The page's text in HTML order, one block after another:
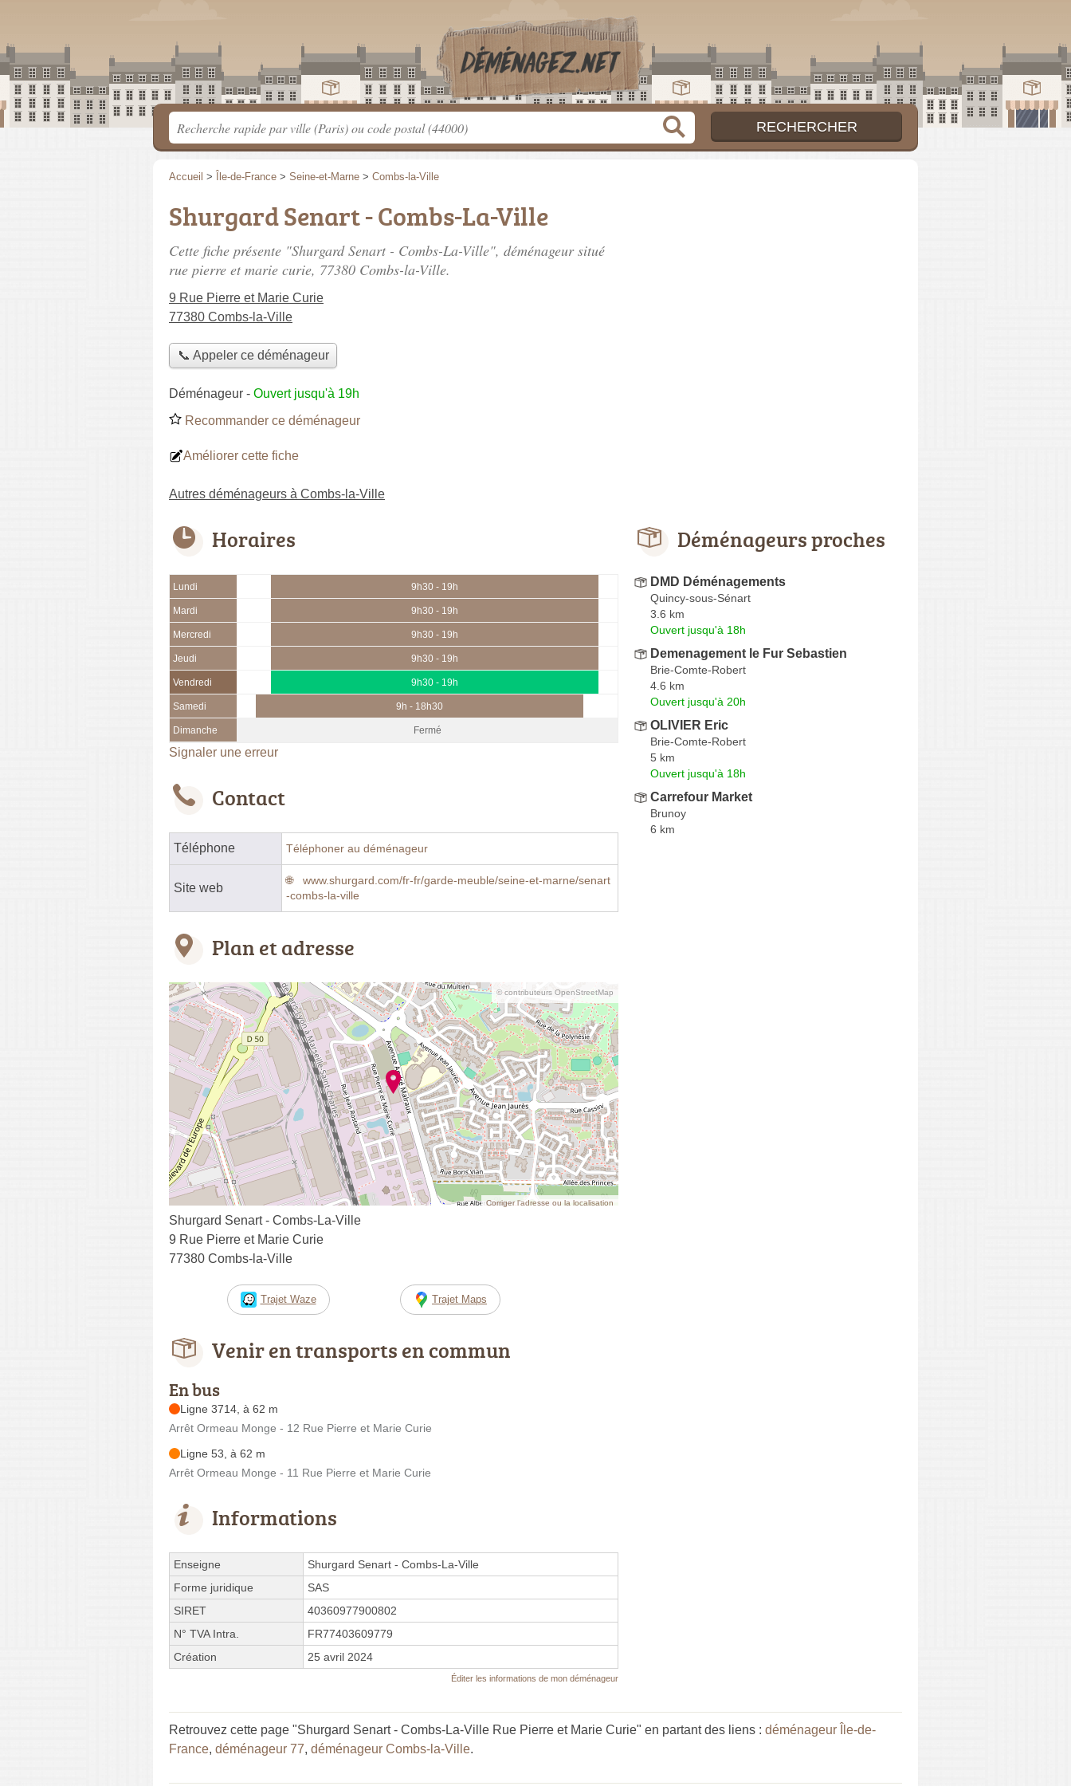
Accueil > Île-de-France > Seine-et-Marne > Combs-la-Ville
Shurgard Senart - Combs-La-Ville
Cette fiche présente "Shurgard Senart - Combs-La-Ville", déménageur situé
rue pierre et marie curie, 77380 Combs-la-Ville.
9 Rue Pierre et Marie Curie
77380 Combs-la-Ville
📞 Appeler ce déménageur
Déménageur - Ouvert jusqu'à 19h
Recommander ce déménageur
Améliorer cette fiche
Autres déménageurs à Combs-la-Ville
Horaires
Lundi 9h30 - 19h
Mardi 9h30 - 19h
Mercredi 9h30 - 19h
Jeudi 9h30 - 19h
Vendredi 9h30 - 19h
Samedi 9h - 18h30
Dimanche Fermé
Signaler une erreur
Contact
Téléphone Téléphoner au déménageur
Site web
www.shurgard.com/fr-fr/garde-meuble/seine-et-marne/senart
-combs-la-ville
Plan et adresse
© contributeurs OpenStreetMap
Corriger l’adresse ou la localisation
Shurgard Senart - Combs-La-Ville
9 Rue Pierre et Marie Curie
77380 Combs-la-Ville
Trajet Waze Trajet Maps
Venir en transports en commun
En bus
Ligne 3714, à 62 m
Arrêt Ormeau Monge - 12 Rue Pierre et Marie Curie
Ligne 53, à 62 m
Arrêt Ormeau Monge - 11 Rue Pierre et Marie Curie
Informations
Enseigne
Shurgard Senart - Combs-La-Ville
Forme juridique
SAS
SIRET
40360977900802
N° TVA Intra.
FR77403609779
Création
25 avril 2024
Éditer les informations de mon déménageur
Déménageurs proches
DMD Déménagements
Quincy-sous-Sénart
3.6 km
Ouvert jusqu'à 18h
Demenagement le Fur Sebastien
Brie-Comte-Robert
4.6 km
Ouvert jusqu'à 20h
OLIVIER Eric
Brie-Comte-Robert
5 km
Ouvert jusqu'à 18h
Carrefour Market
Brunoy
6 km
Retrouvez cette page "Shurgard Senart - Combs-La-Ville Rue Pierre et Marie Curie" en partant des liens : déménageur Île-de-
France, déménageur 77, déménageur Combs-la-Ville.